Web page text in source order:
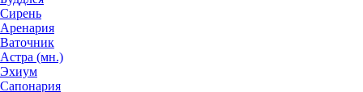
Сирень
Аренария
Ваточник
Астра (мн.)
Эхиум
Сапонария